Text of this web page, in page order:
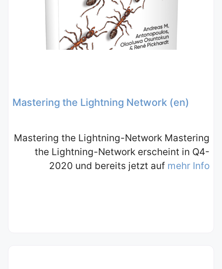
Mastering the Lightning Network (en)
Mastering the Lightning-Network Mastering
the Lightning-Network erscheint in Q4-
2020 und bereits jetzt auf mehr Info